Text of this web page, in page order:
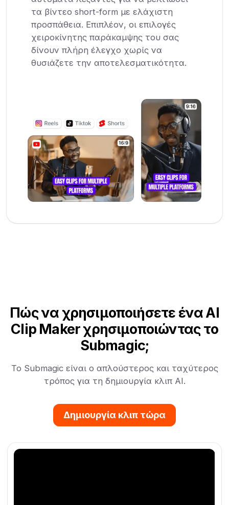
τα βίντεο short-form με ελάχιστη
προσπάθεια. Επιπλέον, οι επιλογές
χειροκίνητης παράκαμψης του σας
δίνουν πλήρη έλεγχο χωρίς να
θυσιάζετε την αποτελεσματικότητα.
Πώς να χρησιμοποιήσετε ένα AI
Clip Maker χρησιμοποιώντας το
Submagic;
Το Submagic είναι ο απλούστερος και ταχύτερος
τρόπος για τη δημιουργία κλιπ AI.
Δημιουργία κλιπ τώρα